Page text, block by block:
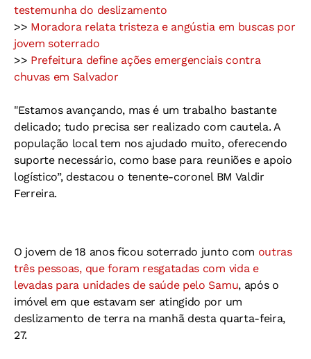
testemunha do deslizamento
>> Moradora relata tristeza e angústia em buscas por
jovem soterrado
>> Prefeitura define ações emergenciais contra
chuvas em Salvador
"Estamos avançando, mas é um trabalho bastante
delicado; tudo precisa ser realizado com cautela. A
população local tem nos ajudado muito, oferecendo
suporte necessário, como base para reuniões e apoio
logístico”, destacou o tenente-coronel BM Valdir
Ferreira.
O jovem de 18 anos ficou soterrado junto com outras
três pessoas, que foram resgatadas com vida e
levadas para unidades de saúde pelo Samu, após o
imóvel em que estavam ser atingido por um
deslizamento de terra na manhã desta quarta-feira,
27.